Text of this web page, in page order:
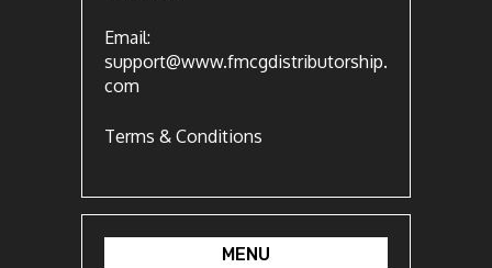
Email:
support@www.fmcgdistributorship.
com
Terms & Conditions
MENU